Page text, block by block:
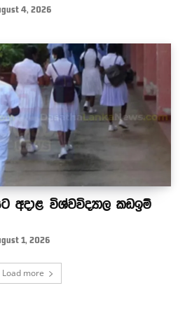
4, 2026
අදාළ විශ්වවිද්‍යාල කඩඉම්
1, 2026
Load more